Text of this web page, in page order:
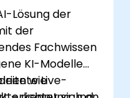
Lösung der
der
Fachwissen
KI-Modelle
wieLive-